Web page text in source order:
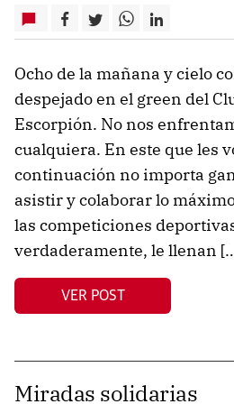
Ocho de la mañana y cielo
despejado en el green del
Escorpión. No nos
cualquiera. En este que les
continuación no importa
asistir y colaborar lo
las competiciones
verdaderamente, le llenan
VER POST
Miradas solidarias